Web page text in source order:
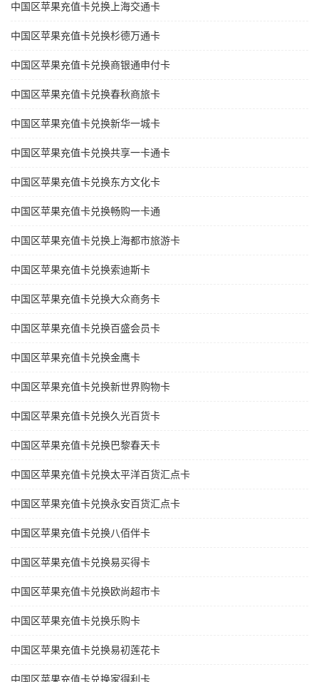
中国区苹果充值卡兑换上海交通卡
中国区苹果充值卡兑换杉德万通卡
中国区苹果充值卡兑换商银通申付卡
中国区苹果充值卡兑换春秋商旅卡
中国区苹果充值卡兑换新华一城卡
中国区苹果充值卡兑换共享一卡通卡
中国区苹果充值卡兑换东方文化卡
中国区苹果充值卡兑换畅购一卡通
中国区苹果充值卡兑换上海都市旅游卡
中国区苹果充值卡兑换索迪斯卡
中国区苹果充值卡兑换大众商务卡
中国区苹果充值卡兑换百盛会员卡
中国区苹果充值卡兑换金鹰卡
中国区苹果充值卡兑换新世界购物卡
中国区苹果充值卡兑换久光百货卡
中国区苹果充值卡兑换巴黎春天卡
中国区苹果充值卡兑换太平洋百货汇点卡
中国区苹果充值卡兑换永安百货汇点卡
中国区苹果充值卡兑换八佰伴卡
中国区苹果充值卡兑换易买得卡
中国区苹果充值卡兑换欧尚超市卡
中国区苹果充值卡兑换乐购卡
中国区苹果充值卡兑换易初莲花卡
中国区苹果充值卡兑换家得利卡